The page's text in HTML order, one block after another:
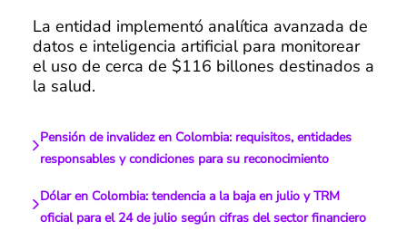
La entidad implementó analítica avanzada de
datos e inteligencia artificial para monitorear
el uso de cerca de $116 billones destinados a
la salud.
Pensión de invalidez en Colombia: requisitos, entidades
responsables y condiciones para su reconocimiento
Dólar en Colombia: tendencia a la baja en julio y TRM
oficial para el 24 de julio según cifras del sector financiero